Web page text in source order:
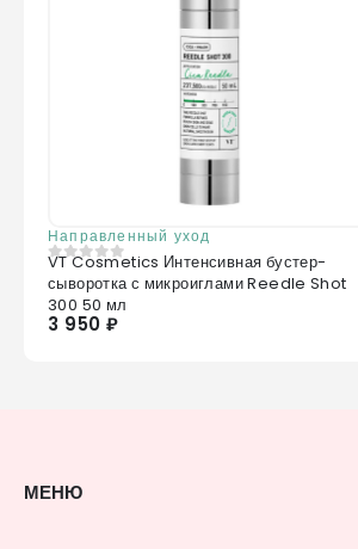
Направленный уход
0 из 5
VT Cosmetics Интенсивная бустер-
сыворотка с микроиглами Reedle Shot
300 50 мл
3 950 ₽
МЕНЮ